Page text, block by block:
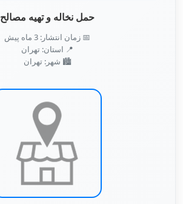
حمل نخاله و تهیه مصالح
📅 زمان انتشار: 3 ماه پیش
📍 استان: تهران
🏙️ شهر: تهران